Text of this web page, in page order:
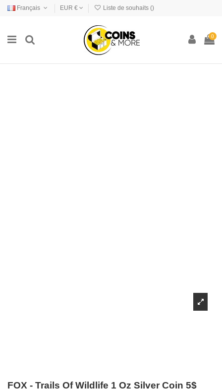
Français EUR € Liste de souhaits ()
0
FOX - Trails Of Wildlife 1 Oz Silver Coin 5$